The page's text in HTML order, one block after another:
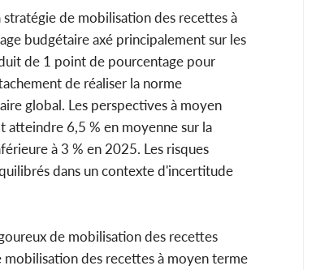
de mobilisation des recettes à
budgétaire axé principalement sur les
de 1 point de pourcentage pour
de réaliser la norme
global. Les perspectives à moyen
atteindre 6,5 % en moyenne sur la
à 3 % en 2025. Les risques
dans un contexte d'incertitude
de mobilisation des recettes
des recettes à moyen terme